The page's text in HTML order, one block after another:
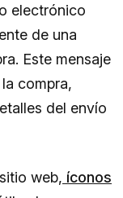
electrónico
de una
Este mensaje
compra,
del envío
web, íconos